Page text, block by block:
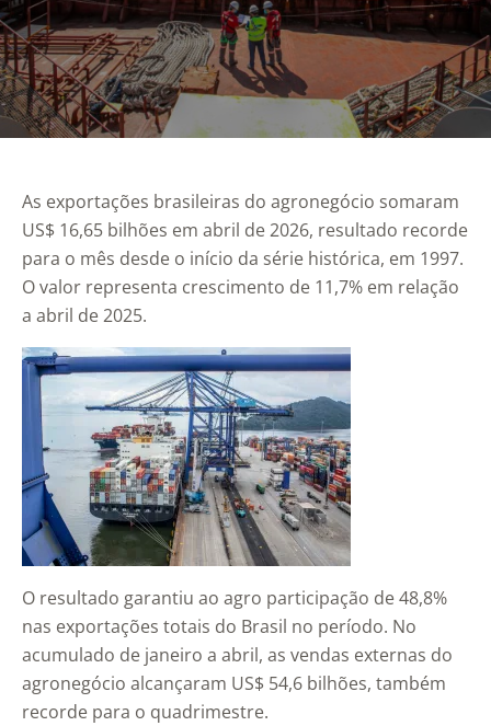
As exportações brasileiras do agronegócio somaram
US$ 16,65 bilhões em abril de 2026, resultado recorde
para o mês desde o início da série histórica, em 1997.
O valor representa crescimento de 11,7% em relação
a abril de 2025.
O resultado garantiu ao agro participação de 48,8%
nas exportações totais do Brasil no período. No
acumulado de janeiro a abril, as vendas externas do
agronegócio alcançaram US$ 54,6 bilhões, também
recorde para o quadrimestre.